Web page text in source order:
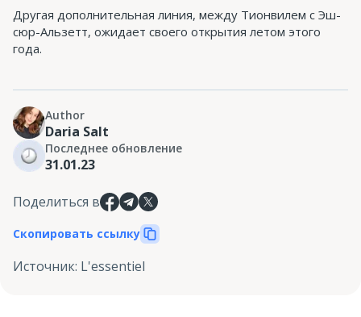
Другая дополнительная линия, между Тионвилем с Эш-
сюр-Альзетт, ожидает своего открытия летом этого
года.
Author
Daria Salt
Последнее обновление
31.01.23
Поделиться в
Скопировать ссылку
Источник: L'essentiel